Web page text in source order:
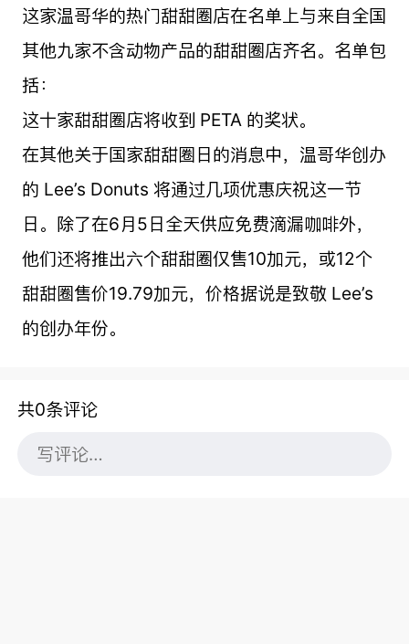
这家温哥华的热门甜甜圈店在名单上与来自全国
其他九家不含动物产品的甜甜圈店齐名。名单包
括：
这十家甜甜圈店将收到 PETA 的奖状。
在其他关于国家甜甜圈日的消息中，温哥华创办
的 Lee’s Donuts 将通过几项优惠庆祝这一节
日。除了在6月5日全天供应免费滴漏咖啡外，
他们还将推出六个甜甜圈仅售10加元，或12个
甜甜圈售价19.79加元，价格据说是致敬 Lee’s
的创办年份。
共0条评论